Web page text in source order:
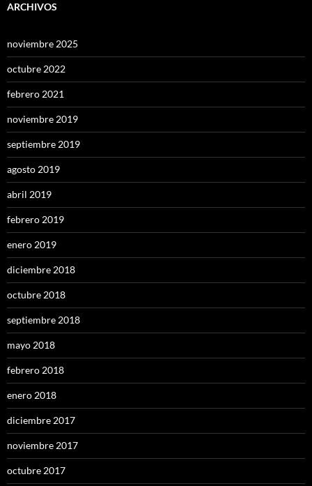
ARCHIVOS
noviembre 2025
octubre 2022
febrero 2021
noviembre 2019
septiembre 2019
agosto 2019
abril 2019
febrero 2019
enero 2019
diciembre 2018
octubre 2018
septiembre 2018
mayo 2018
febrero 2018
enero 2018
diciembre 2017
noviembre 2017
octubre 2017